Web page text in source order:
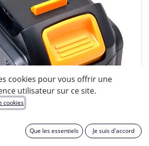
cookies pour vous offrir une
utilisateur sur ce site.
cookies
Que les essentiels Je suis d'accord